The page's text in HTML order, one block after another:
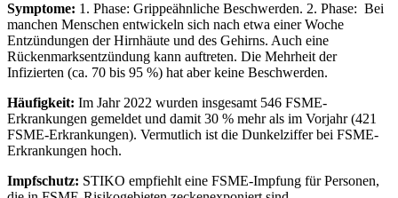
Symptome: 1. Phase: Grippeähnliche Beschwerden. 2. Phase: Bei
manchen Menschen entwickeln sich nach etwa einer Woche
Entzündungen der Hirnhäute und des Gehirns. Auch eine
Rückenmarksentzündung kann auftreten. Die Mehrheit der
Infizierten (ca. 70 bis 95 %) hat aber keine Beschwerden.
Häufigkeit: Im Jahr 2022 wurden insgesamt 546 FSME-
Erkrankungen gemeldet und damit 30 % mehr als im Vorjahr (421
FSME-Erkrankungen). Vermutlich ist die Dunkelziffer bei FSME-
Erkrankungen hoch.
Impfschutz: STIKO empfiehlt eine FSME-Impfung für Personen,